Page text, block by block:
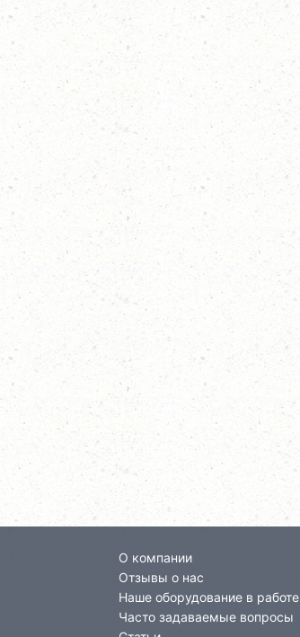
О компании
Отзывы о нас
Наше оборудование в работе
Часто задаваемые вопросы